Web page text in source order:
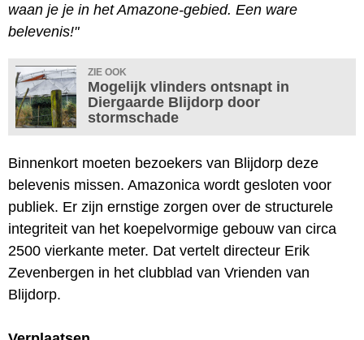
waan je je in het Amazone-gebied. Een ware
belevenis!"
ZIE OOK
Mogelijk vlinders ontsnapt in
Diergaarde Blijdorp door
stormschade
Binnenkort moeten bezoekers van Blijdorp deze
belevenis missen. Amazonica wordt gesloten voor
publiek. Er zijn ernstige zorgen over de structurele
integriteit van het koepelvormige gebouw van circa
2500 vierkante meter. Dat vertelt directeur Erik
Zevenbergen in het clubblad van Vrienden van
Blijdorp.